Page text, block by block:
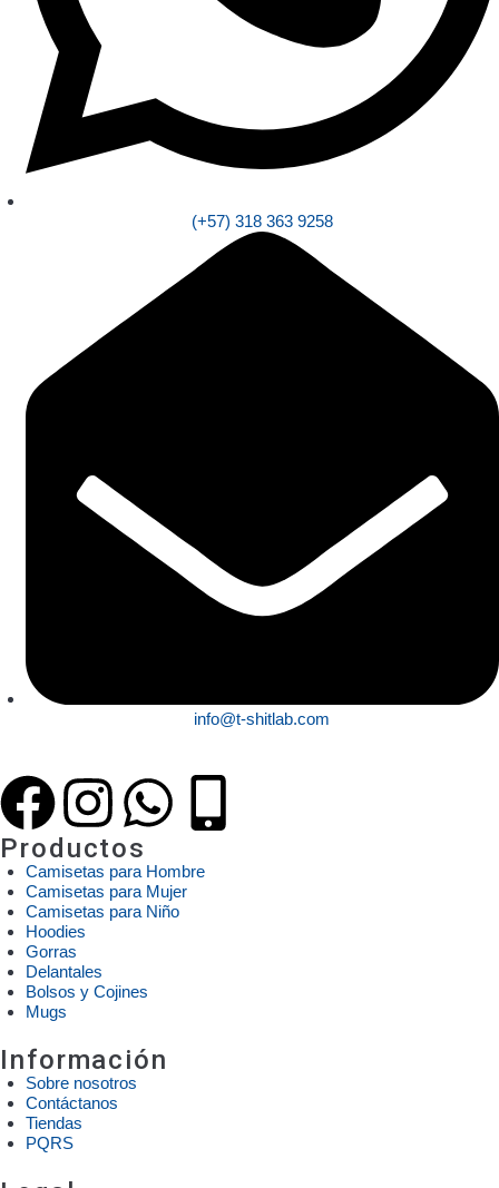
(+57) 318 363 9258
info@t-shitlab.com
Productos
Camisetas para Hombre
Camisetas para Mujer
Camisetas para Niño
Hoodies
Gorras
Delantales
Bolsos y Cojines
Mugs
Información
Sobre nosotros
Contáctanos
Tiendas
PQRS